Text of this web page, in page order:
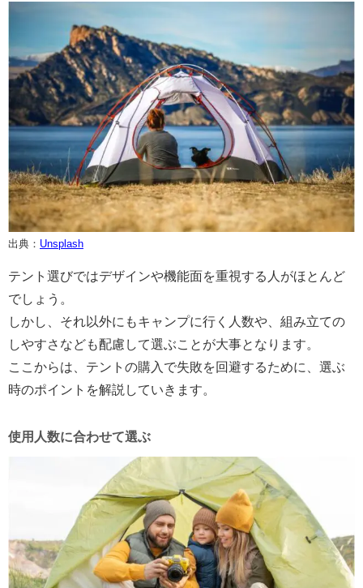
出典： Unsplash
テント選びではデザインや機能面を重視する人がほとんど
でしょう。
しかし、それ以外にもキャンプに行く人数や、組み立ての
しやすさなども配慮して選ぶことが大事となります。
ここからは、テントの購入で失敗を回避するために、選ぶ
時のポイントを解説していきます。
使用人数に合わせて選ぶ